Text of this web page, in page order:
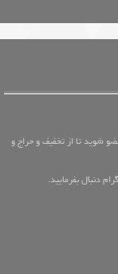
شوید تا از تخفیف و حراج و
دنبال بفرمایید.